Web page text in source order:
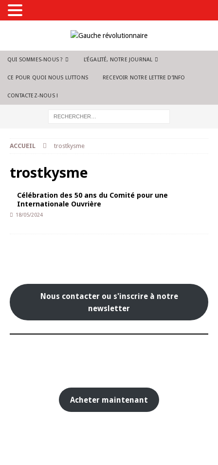
QUI SOMMES-NOUS ? L’ÉGALITÉ, NOTRE JOURNAL
CE POUR QUOI NOUS LUTTONS RECEVOIR NOTRE LETTRE D’INFO
CONTACTEZ-NOUS !
ACCUEIL trostkysme
trostkysme
Célébration des 50 ans du Comité pour une
Internationale Ouvrière
18/05/2024
Nous contacter ou s'inscrire à notre
newsletter
Acheter maintenant